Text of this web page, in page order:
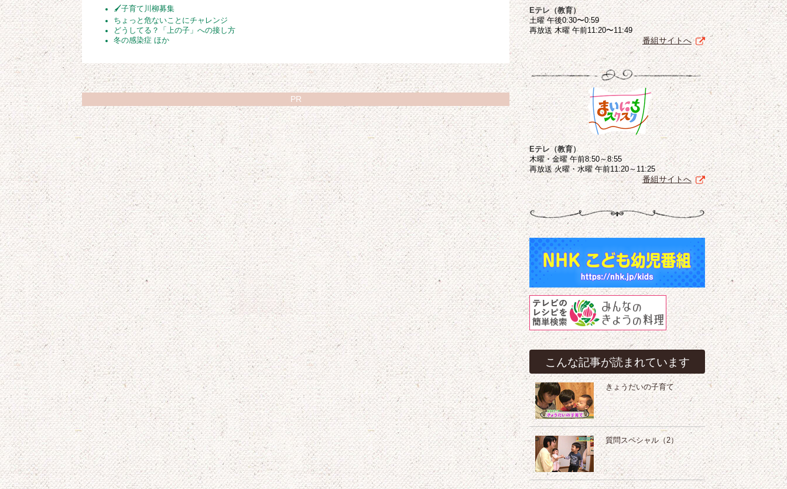
🖌子育て川柳募集
ちょっと危ないことにチャレンジ
どうしてる？「上の子」への接し方
冬の感染症 ほか
Eテレ（教育）
土曜 午後0:30〜0:59
再放送 木曜 午前11:20〜11:49
番組サイトへ
Eテレ（教育）
木曜・金曜 午前8:50～8:55
再放送 火曜・水曜 午前11:20～11:25
番組サイトへ
こんな記事が読まれています
きょうだいの子育て
質問スペシャル（2）
PR